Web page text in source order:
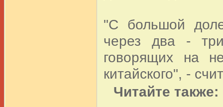
"С большой
через два -
говорящих на
китайского", -
Читайте также: